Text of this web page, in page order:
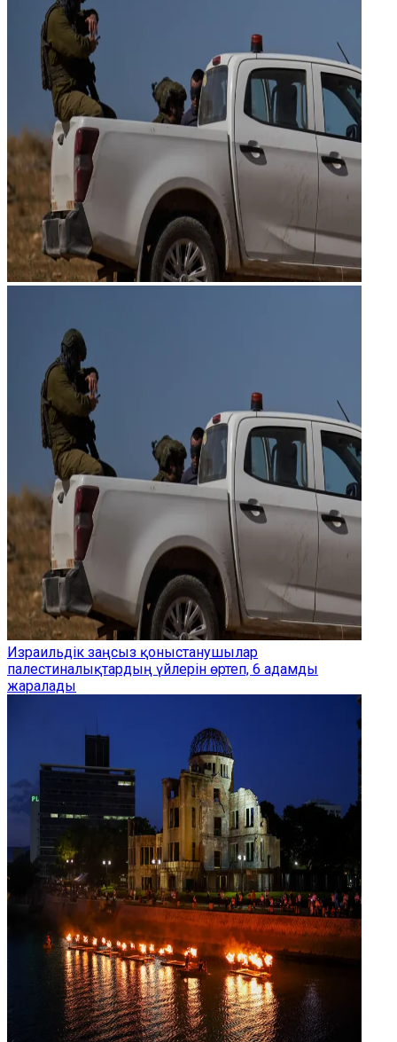
Израильдік заңсыз қоныстанушылар
палестиналықтардың үйлерін өртеп, 6 адамды
жаралады